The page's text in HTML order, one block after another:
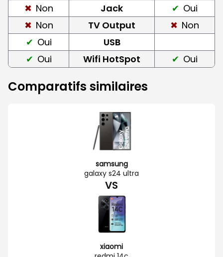
Non
Jack
Oui
Non
TV Output
Non
Oui
USB
Oui
Wifi HotSpot Oui
Comparatifs similaires
samsung
galaxy s24 ultra
VS
xiaomi